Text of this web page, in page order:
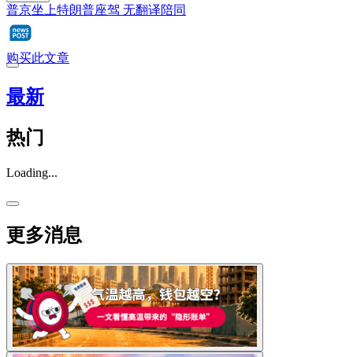
普京坐上特朗普座驾 无翻译陪同
购买此文章
最新
热门
Loading...
更多消息